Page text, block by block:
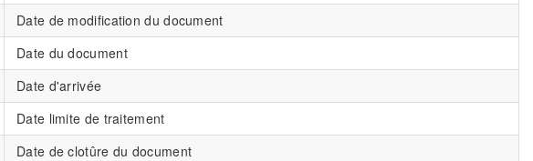
Date de modification du document
Date du document
Date d'arrivée
Date limite de traitement
Date de clotûre du document